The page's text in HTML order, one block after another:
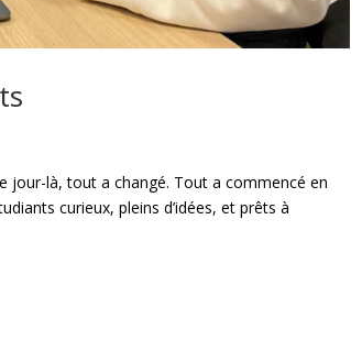
jour-là, tout a changé. Tout a commencé en
curieux, pleins d’idées, et prêts à